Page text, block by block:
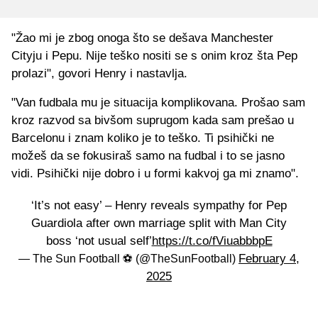
"Žao mi je zbog onoga što se dešava Manchester
Cityju i Pepu. Nije teško nositi se s onim kroz šta Pep
prolazi", govori Henry i nastavlja.
"Van fudbala mu je situacija komplikovana. Prošao sam
kroz razvod sa bivšom suprugom kada sam prešao u
Barcelonu i znam koliko je to teško. Ti psihički ne
možeš da se fokusiraš samo na fudbal i to se jasno
vidi. Psihički nije dobro i u formi kakvoj ga mi znamo".
‘It’s not easy’ – Henry reveals sympathy for Pep
Guardiola after own marriage split with Man City
boss ‘not usual self’https://t.co/fViuabbbpE
— The Sun Football ⚽ (@TheSunFootball) February 4,
2025